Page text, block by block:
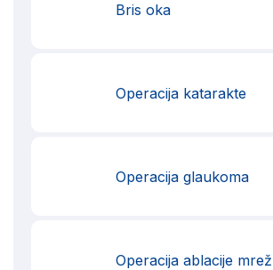
Bris oka
Operacija katarakte
Operacija glaukoma
Operacija ablacije